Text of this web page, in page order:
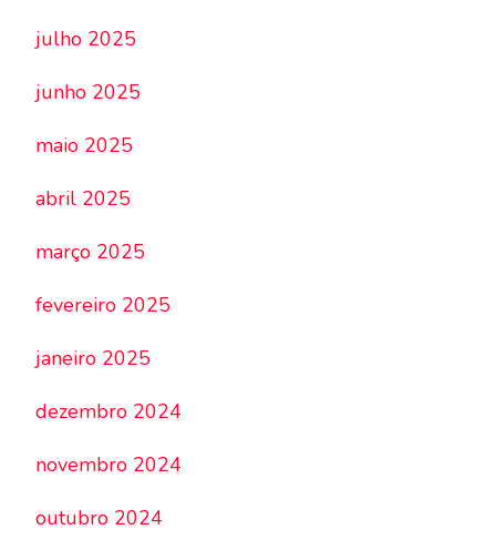
julho 2025
junho 2025
maio 2025
abril 2025
março 2025
fevereiro 2025
janeiro 2025
dezembro 2024
novembro 2024
outubro 2024